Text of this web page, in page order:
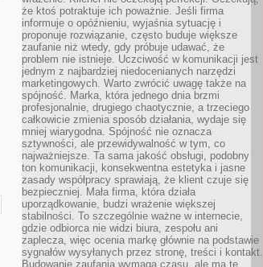
że ktoś potraktuje ich poważnie. Jeśli firma
informuje o opóźnieniu, wyjaśnia sytuację i
proponuje rozwiązanie, często buduje większe
zaufanie niż wtedy, gdy próbuje udawać, że
problem nie istnieje. Uczciwość w komunikacji jest
jednym z najbardziej niedocenianych narzędzi
marketingowych. Warto zwrócić uwagę także na
spójność. Marka, która jednego dnia brzmi
profesjonalnie, drugiego chaotycznie, a trzeciego
całkowicie zmienia sposób działania, wydaje się
mniej wiarygodna. Spójność nie oznacza
sztywności, ale przewidywalność w tym, co
najważniejsze. Ta sama jakość obsługi, podobny
ton komunikacji, konsekwentna estetyka i jasne
zasady współpracy sprawiają, że klient czuje się
bezpieczniej. Mała firma, która działa
uporządkowanie, budzi wrażenie większej
stabilności. To szczególnie ważne w internecie,
gdzie odbiorca nie widzi biura, zespołu ani
zaplecza, więc ocenia markę głównie na podstawie
sygnałów wysyłanych przez stronę, treści i kontakt.
Budowanie zaufania wymaga czasu, ale ma tę